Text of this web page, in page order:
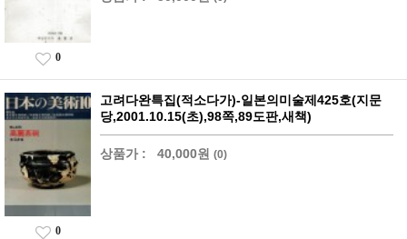
0
고려다완특집(적소다가)-일본의미술제425호(지문
당,2001.10.15(초),98쪽,89도판,새책)
상품가 : 40,000원 (0)
0